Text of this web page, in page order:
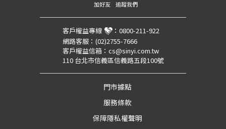
加好友 追蹤我們
客戶權益專線 ： 0800-211-922
網路客服： (02)2755-7666
客戶權益信箱： cs@sinyi.com.tw
110 台北市信義區信義路五段100號
門市據點
服務條款
保障隱私權聲明